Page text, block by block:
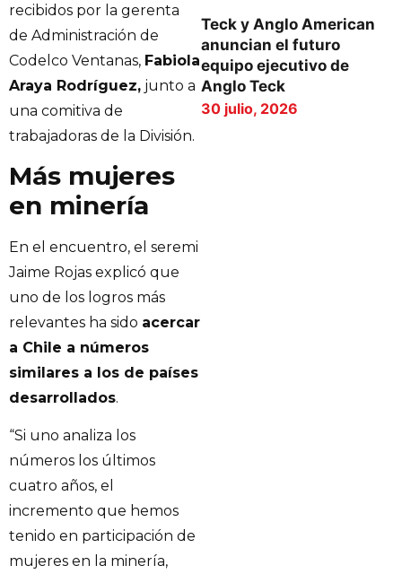
recibidos por la gerenta
de Administración de
Codelco Ventanas, Fabiola
Araya Rodríguez, junto a
una comitiva de
trabajadoras de la División.
Más mujeres
en minería
En el encuentro, el seremi
Jaime Rojas explicó que
uno de los logros más
relevantes ha sido acercar
a Chile a números
similares a los de países
desarrollados.
“Si uno analiza los
números los últimos
cuatro años, el
incremento que hemos
tenido en participación de
mujeres en la minería,
Teck y Anglo American
anuncian el futuro
equipo ejecutivo de
Anglo Teck
30 julio, 2026